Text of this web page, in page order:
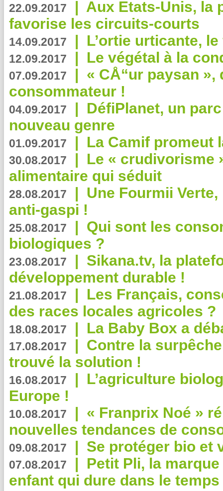
22.09.2017 | Aux Etats-Unis, la
favorise les circuits-courts
14.09.2017 | L’ortie urticante,
12.09.2017 | Le végétal à la
07.09.2017 | « CÅ“ur paysan
consommateur !
04.09.2017 | DéfiPlanet, un
nouveau genre
01.09.2017 | La Camif promeut
30.08.2017 | Le « crudivorisme
alimentaire qui séduit
28.08.2017 | Une Fourmii
anti-gaspi !
25.08.2017 | Qui sont les
biologiques ?
23.08.2017 | Sikana.tv, la
développement durable !
21.08.2017 | Les Français,
des races locales agricoles ?
18.08.2017 | La Baby Box a
17.08.2017 | Contre la
trouvé la solution !
16.08.2017 | L’agriculture
Europe !
10.08.2017 | « Franprix Noé »
nouvelles tendances de
09.08.2017 | Se protéger bio et
07.08.2017 | Petit Pli, la
enfant qui dure dans le temps